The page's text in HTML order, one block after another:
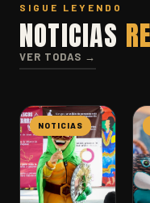
SIGUE LEYENDO
NOTICIAS
VER TODAS →
NOTICIAS